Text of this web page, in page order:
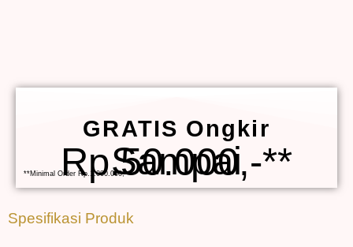
GRATIS Ongkir
Sampai Rp.50.000,-**
**Minimal Order Rp.1.000.000,-
Spesifikasi Produk